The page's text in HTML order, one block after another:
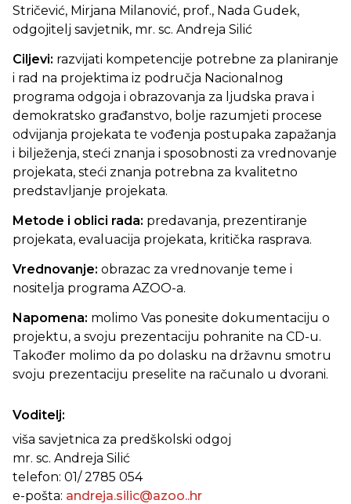
Stričević, Mirjana Milanović, prof., Nada Gudek,
odgojitelj savjetnik, mr. sc. Andreja Silić
Ciljevi: razvijati kompetencije potrebne za planiranje
i rad na projektima iz područja Nacionalnog
programa odgoja i obrazovanja za ljudska prava i
demokratsko građanstvo, bolje razumjeti procese
odvijanja projekata te vođenja postupaka zapažanja
i bilježenja, steći znanja i sposobnosti za vrednovanje
projekata, steći znanja potrebna za kvalitetno
predstavljanje projekata.
Metode i oblici rada: predavanja, prezentiranje
projekata, evaluacija projekata, kritička rasprava.
Vrednovanje: obrazac za vrednovanje teme i
nositelja programa AZOO-a.
Napomena: molimo Vas ponesite dokumentaciju o
projektu, a svoju prezentaciju pohranite na CD-u.
Također molimo da po dolasku na državnu smotru
svoju prezentaciju preselite na računalo u dvorani.
Voditelj:
viša savjetnica za predškolski odgoj
mr. sc. Andreja Silić
telefon: 01/ 2785 054
e-pošta: andreja.silic@azoo..hr